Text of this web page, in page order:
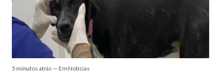
5 minutos atrás — Em Notícias